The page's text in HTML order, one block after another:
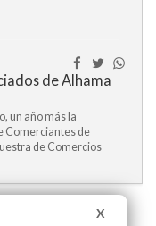
de Alhama
un año más la
Comerciantes de
de Comercios
X